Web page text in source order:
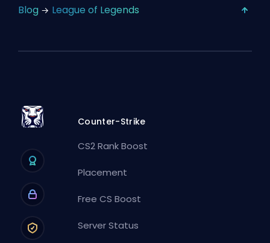
Blog League of Legends
Counter-Strike
CS2 Rank Boost
Placement
Free CS Boost
Server Status